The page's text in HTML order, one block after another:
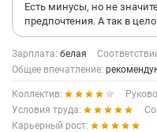
Есть минусы, но не
предпочтения. А так в
Зарплата: белая
Общее впечатление:
Коллектив:
Условия труда:
Карьерный рост: